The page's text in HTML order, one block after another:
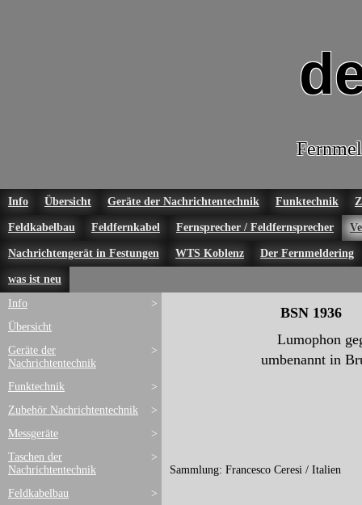
Info Übersicht Geräte der Nachrichtentechnik Funktechnik
Feldkabelbau Feldfernkabel Fernsprecher / Feldfernsprecher
Nachrichtengerät in Festungen WTS Koblenz Der Fernmeldering
was ist neu
>
Info
Übersicht
>
Geräte der
Nachrichtentechnik
>
Funktechnik
>
Zubehör Nachrichtentechnik
>
Messgeräte
>
Taschen der
Nachrichtentechnik
>
Feldkabelbau
BSN 1936
Lumophon
umbenannt in
Sammlung: Francesco Ceresi / Italien